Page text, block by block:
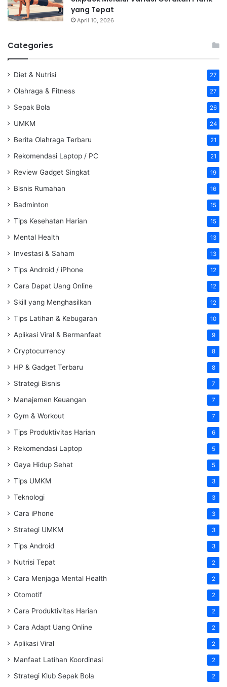
yang Tepat
April 10, 2026
Categories
Diet & Nutrisi 27
Olahraga & Fitness 27
Sepak Bola 26
UMKM 24
Berita Olahraga Terbaru 21
Rekomendasi Laptop / PC 21
Review Gadget Singkat 19
Bisnis Rumahan 16
Badminton 15
Tips Kesehatan Harian 15
Mental Health 13
Investasi & Saham 13
Tips Android / iPhone 12
Cara Dapat Uang Online 12
Skill yang Menghasilkan 12
Tips Latihan & Kebugaran 10
Aplikasi Viral & Bermanfaat 9
Cryptocurrency 8
HP & Gadget Terbaru 8
Strategi Bisnis 7
Manajemen Keuangan 7
Gym & Workout 7
Tips Produktivitas Harian 6
Rekomendasi Laptop 5
Gaya Hidup Sehat 5
Tips UMKM 3
Teknologi 3
Cara iPhone 3
Strategi UMKM 3
Tips Android 3
Nutrisi Tepat 2
Cara Menjaga Mental Health 2
Otomotif 2
Cara Produktivitas Harian 2
Cara Adapt Uang Online 2
Aplikasi Viral 2
Manfaat Latihan Koordinasi 2
Strategi Klub Sepak Bola 2